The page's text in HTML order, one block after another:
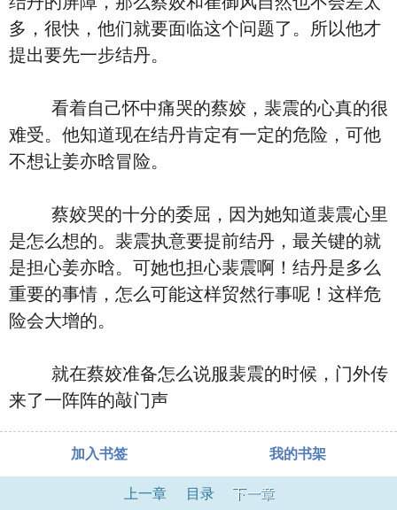
多，很快，他们就要面临这个问题了。所以他才
提出要先一步结丹。
看着自己怀中痛哭的蔡姣，裴震的心真的很
难受。他知道现在结丹肯定有一定的危险，可他
不想让姜亦晗冒险。
蔡姣哭的十分的委屈，因为她知道裴震心里
是怎么想的。裴震执意要提前结丹，最关键的就
是担心姜亦晗。可她也担心裴震啊！结丹是多么
重要的事情，怎么可能这样贸然行事呢！这样危
险会大增的。
就在蔡姣准备怎么说服裴震的时候，门外传
来了一阵阵的敲门声
加入书签 我的书架
上一章 目录 下一章